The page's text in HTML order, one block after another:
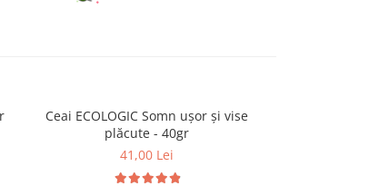
Ceai ECOLOGIC Somn ușor și vise
plăcute - 40gr
41,00 Lei